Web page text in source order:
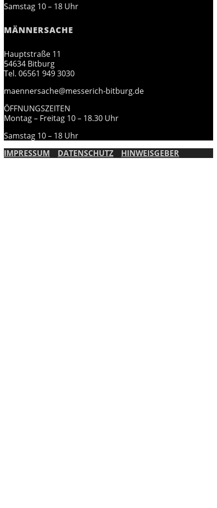
Samstag 10 – 18 Uhr
MÄNNERSACHE
Hauptstraße 11
54634 Bitburg
Tel. 06561 949 3030
maennersache@messerich-bitburg.de
ÖFFNUNGSZEITEN
Montag – Freitag 10 – 18.30 Uhr
Samstag 10 – 18 Uhr
IMPRESSUM
DATENSCHUTZ HINWEISGEBER